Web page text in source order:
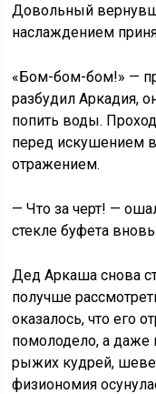
Довольный
наслаждением
«Бом-бом-бом!» —
разбудил Аркадия,
попить воды.
перед искушением
отражением.
— Что за черт! —
стекле буфета
Дед Аркаша снова
получше
оказалось, что его
помолодело, а даже
рыжих кудрей,
физиономия